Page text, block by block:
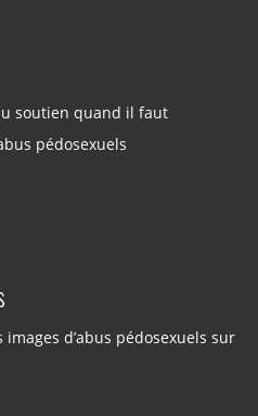
soutien quand il faut
pédosexuels
d’abus pédosexuels sur